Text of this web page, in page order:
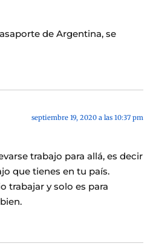
de Argentina, se
septiembre 19, 2020 a las 10:37 pm
trabajo para allá, es decir
que tienes en tu país.
trabajar y solo es para